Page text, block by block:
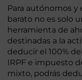
Para autónomos
barato no es solo
herramienta de
destinadas a la
deducir el 100%
IRPF e impuesto
mixto, podrás